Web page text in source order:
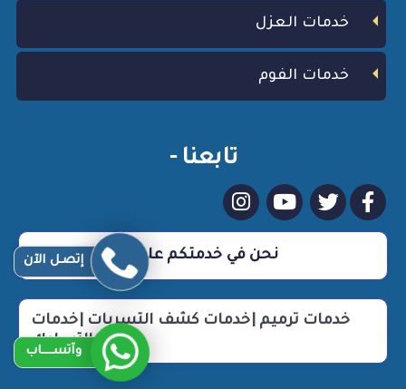
خدمات العزل
خدمات الفوم
تابعنا -
نحن في خدمتكم علي مدار 24 ساعة
خدمات ترميم |خدمات كشف التسربات |خدمات
التسليك
إتصـل الآن
وآتســــاب